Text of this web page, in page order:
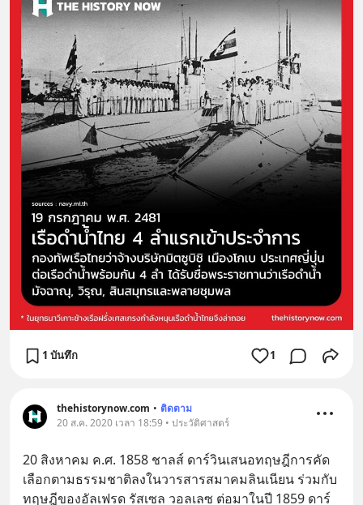
1 บันทึก 1
thehistorynow.com • ติดตาม
20 ส.ค. 2020 เวลา 18:59 • ประวัติศาสตร์
20 สิงหาคม ค.ศ. 1858 ชาลส์ ดาร์วินเสนอทฤษฎีการคัด
เลือกตามธรรมชาติลงในวารสารสมาคมลินเนียน ร่วมกับ
ทฤษฎีของอัลเฟรด รัสเซล วอลเลซ ต่อมาในปี 1859 ดาร์